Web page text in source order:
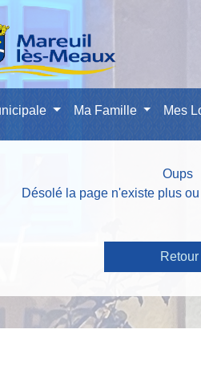
Ma Famille Mes
Oups
Désolé la page n'existe plus
Retour